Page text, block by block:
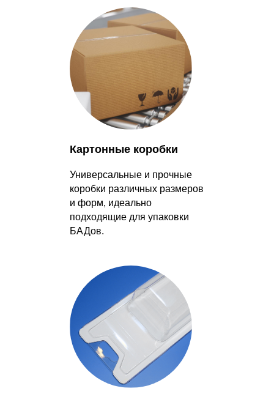
Картонные коробки
Универсальные и прочные
коробки различных размеров
и форм, идеально
подходящие для упаковки
БАДов.